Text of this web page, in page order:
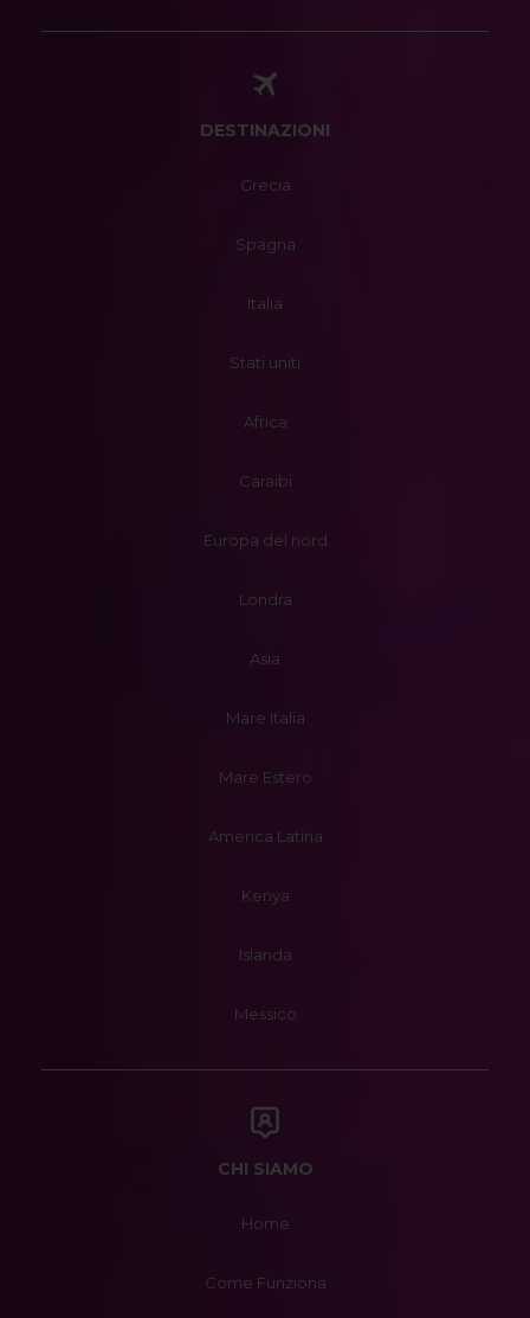
DESTINAZIONI
Grecia
Spagna
Italia
Stati uniti
Africa
Caraibi
Europa del nord
Londra
Asia
Mare Italia
Mare Estero
America Latina
Kenya
Islanda
Messico
CHI SIAMO
Home
Come Funziona